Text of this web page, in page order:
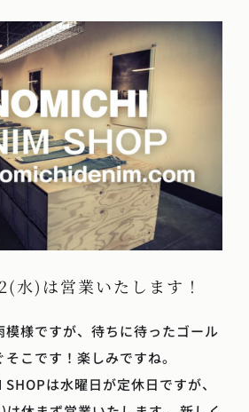
水)は営業いたします！
様ですが、待ちに待ったゴール
こです！楽しみですね。
は水曜日が定休日ですが、